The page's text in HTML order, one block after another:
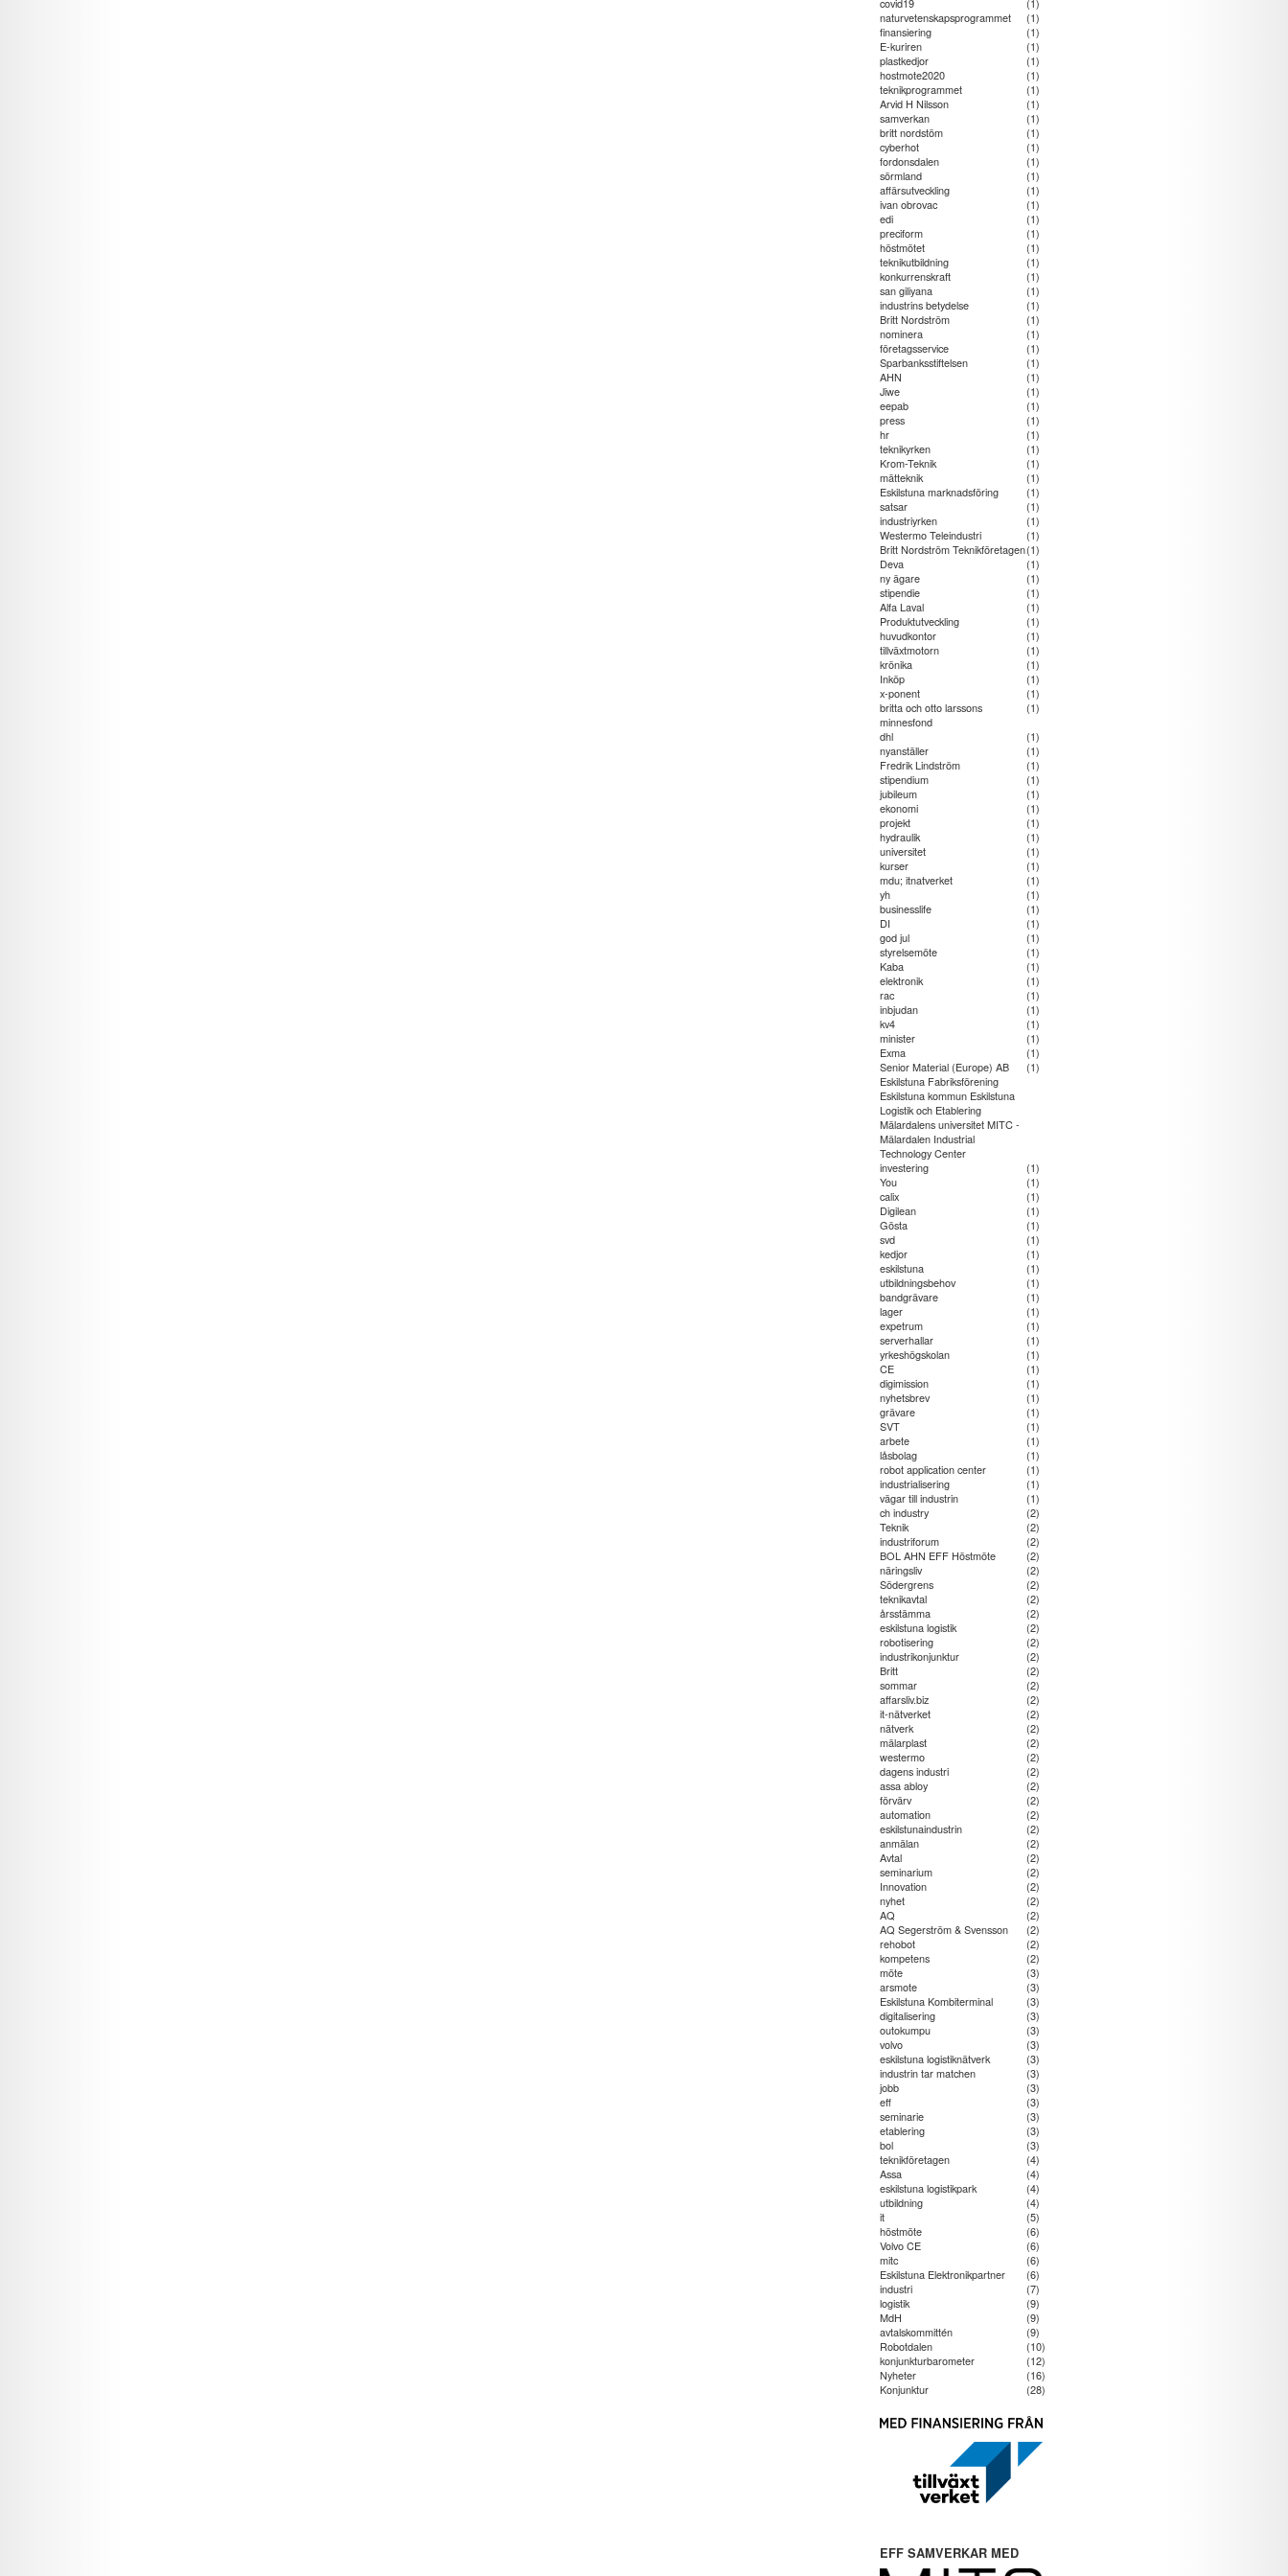
covid19
(1)
naturvetenskapsprogrammet
(1)
finansiering
(1)
E-kuriren
(1)
plastkedjor
(1)
hostmote2020
(1)
teknikprogrammet
(1)
Arvid H Nilsson
(1)
samverkan
(1)
britt nordstöm
(1)
cyberhot
(1)
fordonsdalen
(1)
sörmland
(1)
affärsutveckling
(1)
ivan obrovac
(1)
edi
(1)
preciform
(1)
höstmötet
(1)
teknikutbildning
(1)
konkurrenskraft
(1)
san giliyana
(1)
industrins betydelse
(1)
Britt Nordström
(1)
nominera
(1)
företagsservice
(1)
Sparbanksstiftelsen
(1)
AHN
(1)
Jiwe
(1)
eepab
(1)
press
(1)
hr
(1)
teknikyrken
(1)
Krom-Teknik
(1)
mätteknik
(1)
Eskilstuna marknadsföring
(1)
satsar
(1)
industriyrken
(1)
Westermo Teleindustri
(1)
Britt Nordström Teknikföretagen(1)
Deva
(1)
ny ägare
(1)
stipendie
(1)
Alfa Laval
(1)
Produktutveckling
(1)
huvudkontor
(1)
tillväxtmotorn
(1)
krönika
(1)
Inköp
(1)
x-ponent
(1)
britta och otto larssons
minnesfond
(1)
dhl
(1)
nyanställer
(1)
Fredrik Lindström
(1)
stipendium
(1)
jubileum
(1)
ekonomi
(1)
projekt
(1)
hydraulik
(1)
universitet
(1)
kurser
(1)
mdu; itnatverket
(1)
yh
(1)
businesslife
(1)
DI
(1)
god jul
(1)
styrelsemöte
(1)
Kaba
(1)
elektronik
(1)
rac
(1)
inbjudan
(1)
kv4
(1)
minister
(1)
Exma
(1)
Senior Material (Europe) AB
Eskilstuna Fabriksförening
Eskilstuna kommun Eskilstuna
Logistik och Etablering
Mälardalens universitet MITC -
Mälardalen Industrial
Technology Center
(1)
investering
(1)
You
(1)
calix
(1)
Digilean
(1)
Gösta
(1)
svd
(1)
kedjor
(1)
eskilstuna
(1)
utbildningsbehov
(1)
bandgrävare
(1)
lager
(1)
expetrum
(1)
serverhallar
(1)
yrkeshögskolan
(1)
CE
(1)
digimission
(1)
nyhetsbrev
(1)
grävare
(1)
SVT
(1)
arbete
(1)
låsbolag
(1)
robot application center
(1)
industrialisering
(1)
vägar till industrin
(1)
ch industry
(2)
Teknik
(2)
industriforum
(2)
BOL AHN EFF Höstmöte
(2)
näringsliv
(2)
Södergrens
(2)
teknikavtal
(2)
årsstämma
(2)
eskilstuna logistik
(2)
robotisering
(2)
industrikonjunktur
(2)
Britt
(2)
sommar
(2)
affarsliv.biz
(2)
it-nätverket
(2)
nätverk
(2)
mälarplast
(2)
westermo
(2)
dagens industri
(2)
assa abloy
(2)
förvärv
(2)
automation
(2)
eskilstunaindustrin
(2)
anmälan
(2)
Avtal
(2)
seminarium
(2)
Innovation
(2)
nyhet
(2)
AQ
(2)
AQ Segerström & Svensson
(2)
rehobot
(2)
kompetens
(2)
möte
(3)
arsmote
(3)
Eskilstuna Kombiterminal
(3)
digitalisering
(3)
outokumpu
(3)
volvo
(3)
eskilstuna logistiknätverk
(3)
industrin tar matchen
(3)
jobb
(3)
eff
(3)
seminarie
(3)
etablering
(3)
bol
(3)
teknikföretagen
(4)
Assa
(4)
eskilstuna logistikpark
(4)
utbildning
(4)
it
(5)
höstmöte
(6)
Volvo CE
(6)
mitc
(6)
Eskilstuna Elektronikpartner
(6)
industri
(7)
logistik
(9)
MdH
(9)
avtalskommittén
(9)
Robotdalen
(10)
konjunkturbarometer
(12)
Nyheter
(16)
Konjunktur
(28)
EFF SAMVERKAR MED